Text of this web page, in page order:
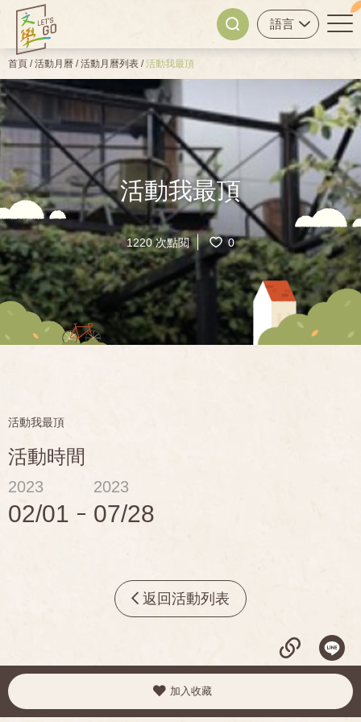
首頁 /活動月曆 /活動月曆列表 /活動我最頂
活動我最頂
1220 次點閱 0
活動我最頂
活動時間
2023
02/01
2023
07/28
返回活動列表
加入收藏